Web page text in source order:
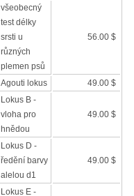
všeobecný
test délky
srsti u
různých
plemen psů
56.00 $
Agouti lokus 49.00 $
Lokus B -
vloha pro
hnědou
49.00 $
Lokus D -
ředění barvy
alelou d1
49.00 $
Lokus E -